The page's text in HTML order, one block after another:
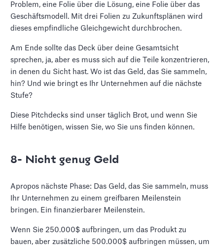
Problem, eine Folie über die Lösung, eine Folie über das
Geschäftsmodell. Mit drei Folien zu Zukunftsplänen wird
dieses empfindliche Gleichgewicht durchbrochen.
Am Ende sollte das Deck über deine Gesamtsicht
sprechen, ja, aber es muss sich auf die Teile konzentrieren,
in denen du Sicht hast. Wo ist das Geld, das Sie sammeln,
hin? Und wie bringt es Ihr Unternehmen auf die nächste
Stufe?
Diese Pitchdecks sind unser täglich Brot, und wenn Sie
Hilfe benötigen, wissen Sie, wo Sie uns finden können.
8- Nicht genug Geld
Apropos nächste Phase: Das Geld, das Sie sammeln, muss
Ihr Unternehmen zu einem greifbaren Meilenstein
bringen. Ein finanzierbarer Meilenstein.
Wenn Sie 250.000$ aufbringen, um das Produkt zu
bauen, aber zusätzliche 500.000$ aufbringen müssen, um